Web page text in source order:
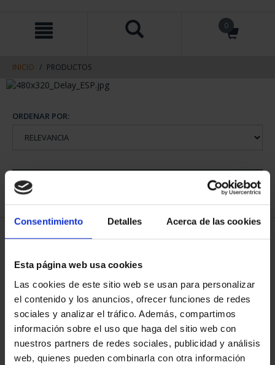
Consentimiento Detalles Acerca de las cookies
Esta página web usa cookies
Las cookies de este sitio web se usan para personalizar
el contenido y los anuncios, ofrecer funciones de redes
sociales y analizar el tráfico. Además, compartimos
información sobre el uso que haga del sitio web con
nuestros partners de redes sociales, publicidad y análisis
web, quienes pueden combinarla con otra información
contenido
navegacin
0
INICIO PRODUCTOS
ORDENAR POR:
1 Productos encontrados